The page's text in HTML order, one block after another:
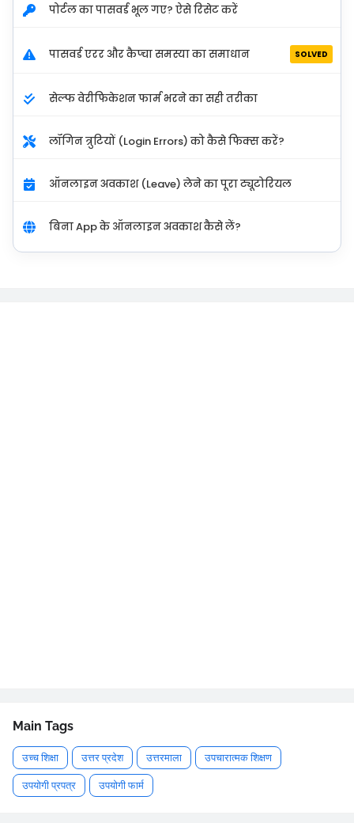
पोर्टल का पासवर्ड भूल गए? ऐसे रिसेट करें
पासवर्ड एरर और कैप्चा समस्या का समाधान SOLVED
सेल्फ वेरीफिकेशन फार्म भरने का सही तरीका
लॉगिन त्रुटियों (Login Errors) को कैसे फिक्स करें?
ऑनलाइन अवकाश (Leave) लेने का पूरा ट्यूटोरियल
बिना App के ऑनलाइन अवकाश कैसे लें?
Main Tags
उच्च शिक्षा उत्तर प्रदेश उत्तरमाला उपचारात्मक शिक्षण
उपयोगी प्रपत्र उपयोगी फार्म